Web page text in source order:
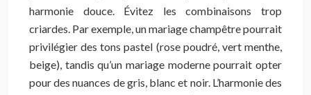
harmonie douce. Évitez les combinaisons trop
criardes. Par exemple, un mariage champêtre pourrait
privilégier des tons pastel (rose poudré, vert menthe,
beige), tandis qu’un mariage moderne pourrait opter
pour des nuances de gris, blanc et noir. L’harmonie des